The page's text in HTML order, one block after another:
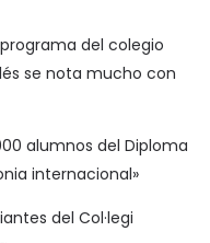
del colegio
se nota mucho con
alumnos del Diploma
internacional»
del Col·legi